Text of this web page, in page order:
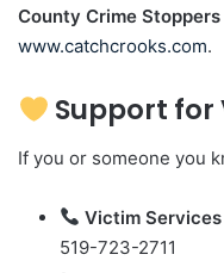
County Crime Stoppers
www.catchcrooks.com.
Support for
If you or someone you
Victim
519-723-2711